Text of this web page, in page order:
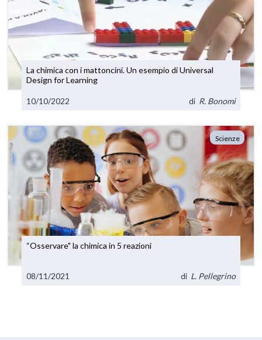
La chimica con i mattoncini. Un esempio di Universal
Design for Learning
10/10/2022 di R. Bonomi
Scienze
“Osservare" la chimica in 5 reazioni
08/11/2021 di L. Pellegrino